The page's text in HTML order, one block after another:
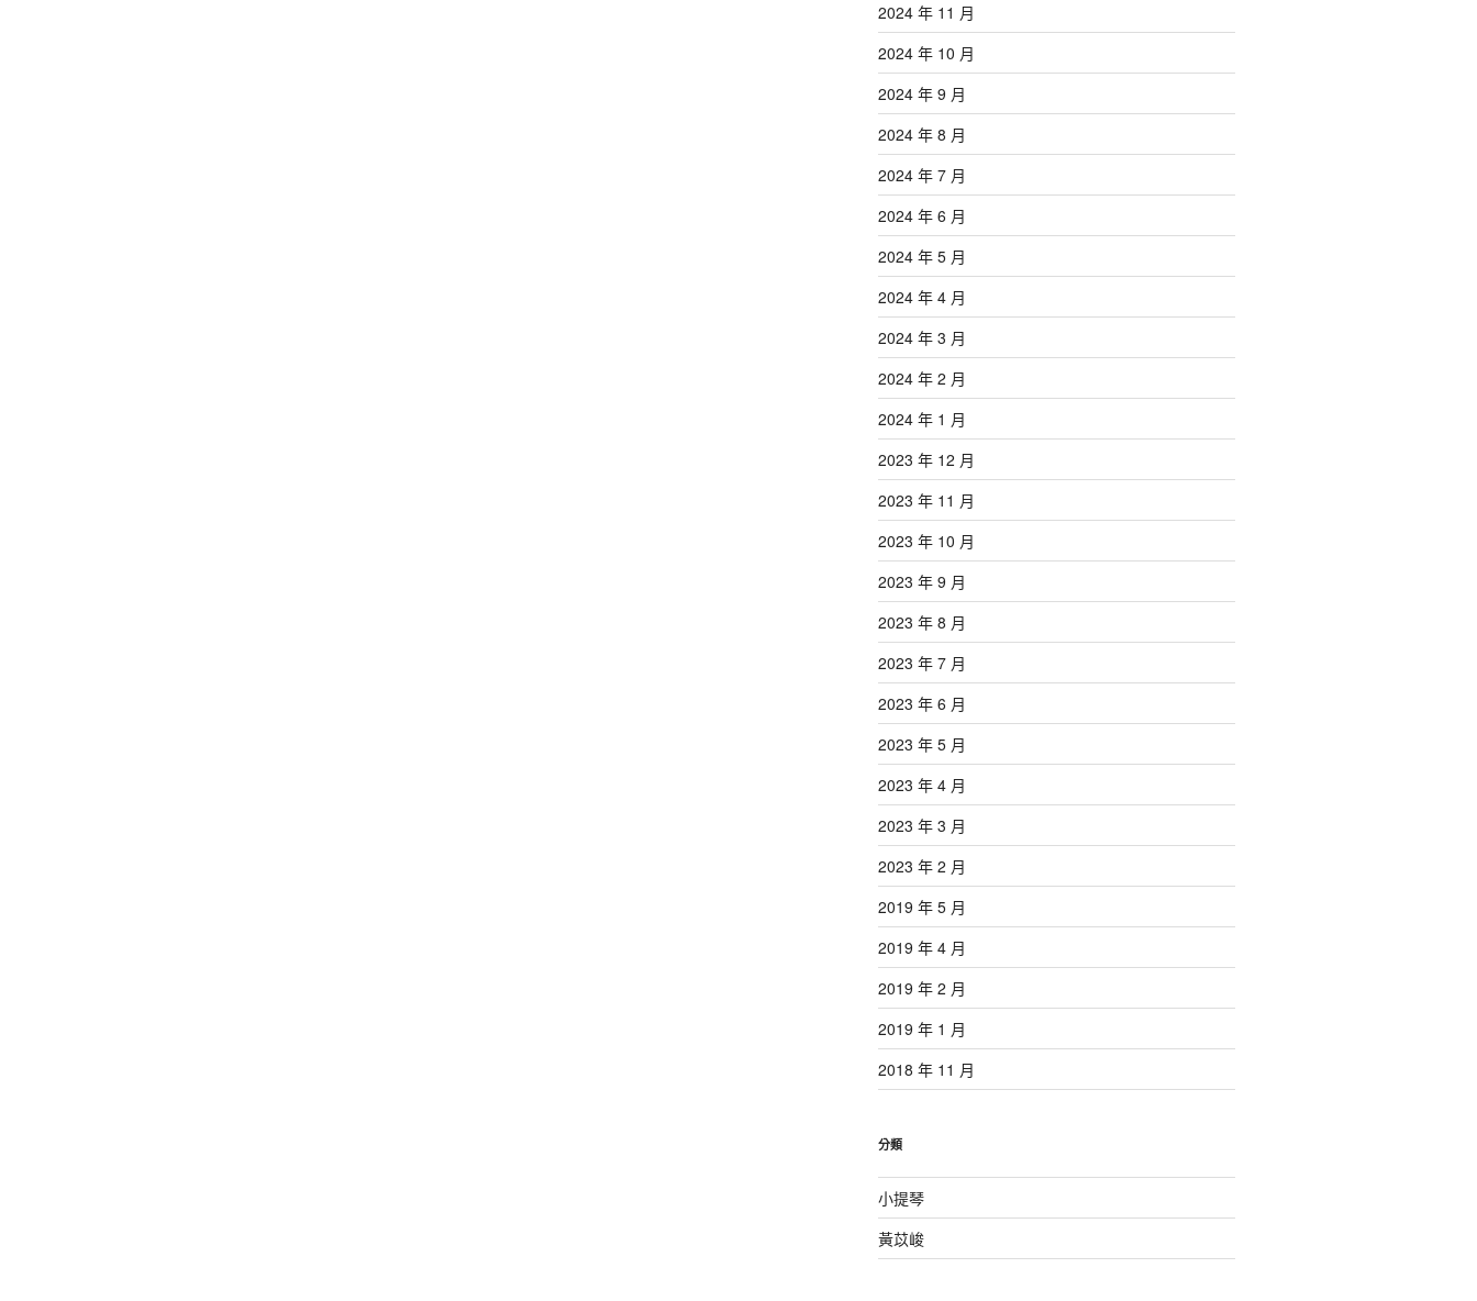
2024 年 11 月
2024 年 10 月
2024 年 9 月
2024 年 8 月
2024 年 7 月
2024 年 6 月
2024 年 5 月
2024 年 4 月
2024 年 3 月
2024 年 2 月
2024 年 1 月
2023 年 12 月
2023 年 11 月
2023 年 10 月
2023 年 9 月
2023 年 8 月
2023 年 7 月
2023 年 6 月
2023 年 5 月
2023 年 4 月
2023 年 3 月
2023 年 2 月
2019 年 5 月
2019 年 4 月
2019 年 2 月
2019 年 1 月
2018 年 11 月
分類
小提琴
黃苡峻